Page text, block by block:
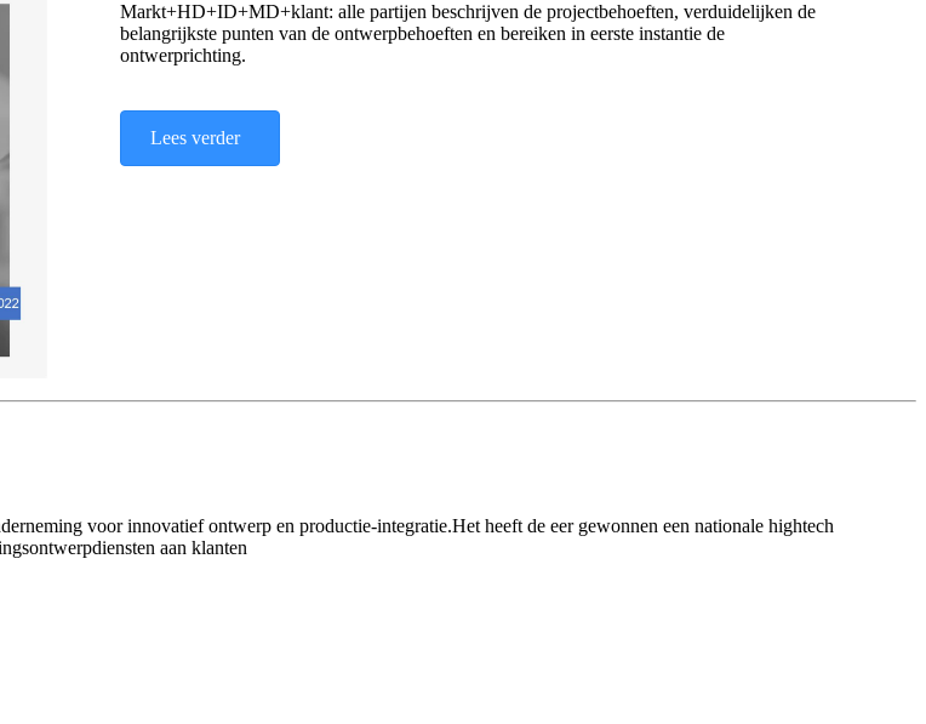
Markt+HD+ID+MD+klant: alle partijen beschrijven de projectbehoeften, verduidelijken de
belangrijkste punten van de ontwerpbehoeften en bereiken in eerste instantie de
ontwerprichting.
Lees verder
voor innovatief ontwerp en productie-integratie.Het heeft de eer gewonnen een nationale hightech
aan klanten